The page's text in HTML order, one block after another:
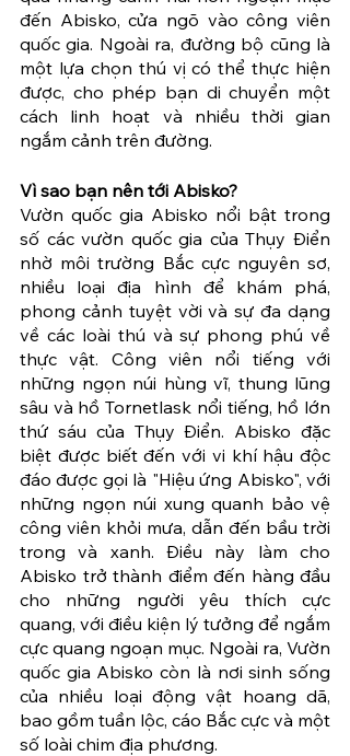
đến Abisko, cửa ngõ vào công viên
quốc gia. Ngoài ra, đường bộ cũng là
một lựa chọn thú vị có thể thực hiện
được, cho phép bạn di chuyển một
cách linh hoạt và nhiều thời gian
ngắm cảnh trên đường.
Vì sao bạn nên tới Abisko?
Vườn quốc gia Abisko nổi bật trong
số các vườn quốc gia của Thụy Điển
nhờ môi trường Bắc cực nguyên sơ,
nhiều loại địa hình để khám phá,
phong cảnh tuyệt vời và sự đa dạng
về các loài thú và sự phong phú về
thực vật. Công viên nổi tiếng với
những ngọn núi hùng vĩ, thung lũng
sâu và hồ Tornetlask nổi tiếng, hồ lớn
thứ sáu của Thụy Điển. Abisko đặc
biệt được biết đến với vi khí hậu độc
đáo được gọi là "Hiệu ứng Abisko", với
những ngọn núi xung quanh bảo vệ
công viên khỏi mưa, dẫn đến bầu trời
trong và xanh. Điều này làm cho
Abisko trở thành điểm đến hàng đầu
cho những người yêu thích cực
quang, với điều kiện lý tưởng để ngắm
cực quang ngoạn mục. Ngoài ra, Vườn
quốc gia Abisko còn là nơi sinh sống
của nhiều loại động vật hoang dã,
bao gồm tuần lộc, cáo Bắc cực và một
số loài chim địa phương.